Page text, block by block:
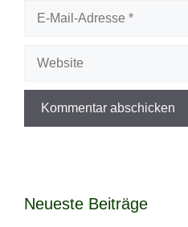
Neueste Beiträge